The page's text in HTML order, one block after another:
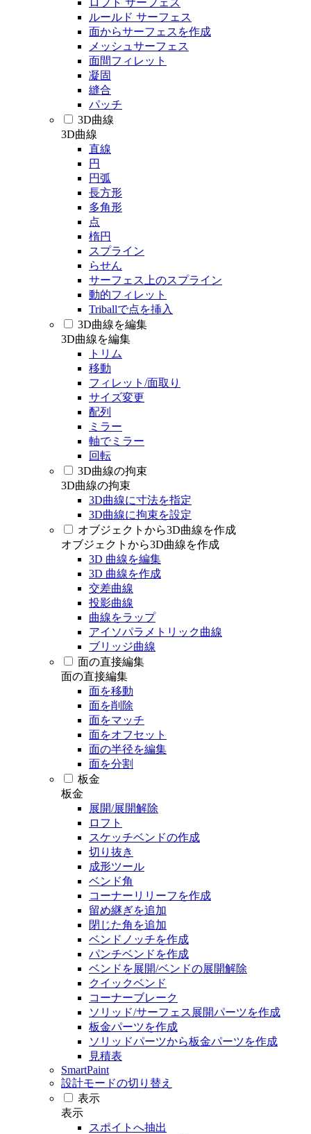
ロフト サーフェス
ルールド サーフェス
面からサーフェスを作成
メッシュサーフェス
面間フィレット
凝固
縫合
パッチ
3D曲線
3D曲線
直線
円
円弧
長方形
多角形
点
楕円
スプライン
らせん
サーフェス上のスプライン
動的フィレット
Triballで点を挿入
3D曲線を編集
3D曲線を編集
トリム
移動
フィレット/面取り
サイズ変更
配列
ミラー
軸でミラー
回転
3D曲線の拘束
3D曲線の拘束
3D曲線に寸法を指定
3D曲線に拘束を設定
オブジェクトから3D曲線を作成
オブジェクトから3D曲線を作成
3D 曲線を編集
3D 曲線を作成
交差曲線
投影曲線
曲線をラップ
アイソパラメトリック曲線
ブリッジ曲線
面の直接編集
面の直接編集
面を移動
面を削除
面をマッチ
面をオフセット
面の半径を編集
面を分割
板金
板金
展開/展開解除
ロフト
スケッチベンドの作成
切り抜き
成形ツール
ベンド角
コーナーリリーフを作成
留め継ぎを追加
閉じた角を追加
ベンドノッチを作成
パンチベンドを作成
ベンドを展開/ベンドの展開解除
クイックベンド
コーナーブレーク
ソリッド/サーフェス展開パーツを作成
板金パーツを作成
ソリッドパーツから板金パーツを作成
見積表
SmartPaint
設計モードの切り替え
表示
表示
スポイトへ抽出